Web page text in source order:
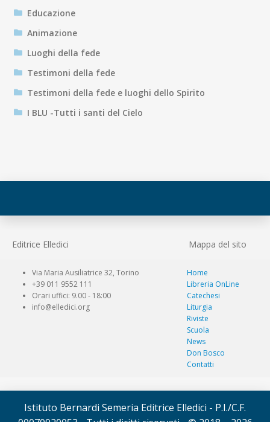
Educazione
Animazione
Luoghi della fede
Testimoni della fede
Testimoni della fede e luoghi dello Spirito
I BLU -Tutti i santi del Cielo
Editrice Elledici Mappa del sito
Via Maria Ausiliatrice 32, Torino
+39 011 9552 111
Orari uffici: 9.00 - 18:00
info@elledici.org
Home
Libreria OnLine
Catechesi
Liturgia
Riviste
Scuola
News
Don Bosco
Contatti
Istituto Bernardi Semeria Editrice Elledici - P.I./C.F.